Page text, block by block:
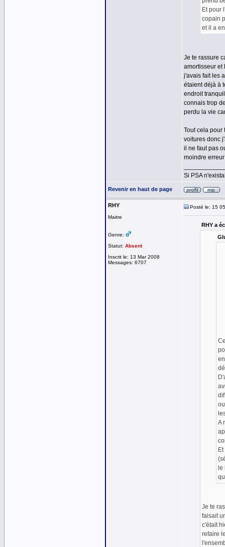
Et pour
copain
et il a
Je te rassure
amortisseur et
j'avais fait les
étaient déjà à
endroit
connais trop
perdu la vie
Tout cela pour
voitures donc
il ne faut pas
moindre
Si PSA
Revenir en haut de page
RHY
Maitre
Genre:
Statut: Absent
Inscrit le: 13 Mar 2008
Messages: 6707
Posté le: 15
RHY a
A
Je te
faisait
c'était
refaire